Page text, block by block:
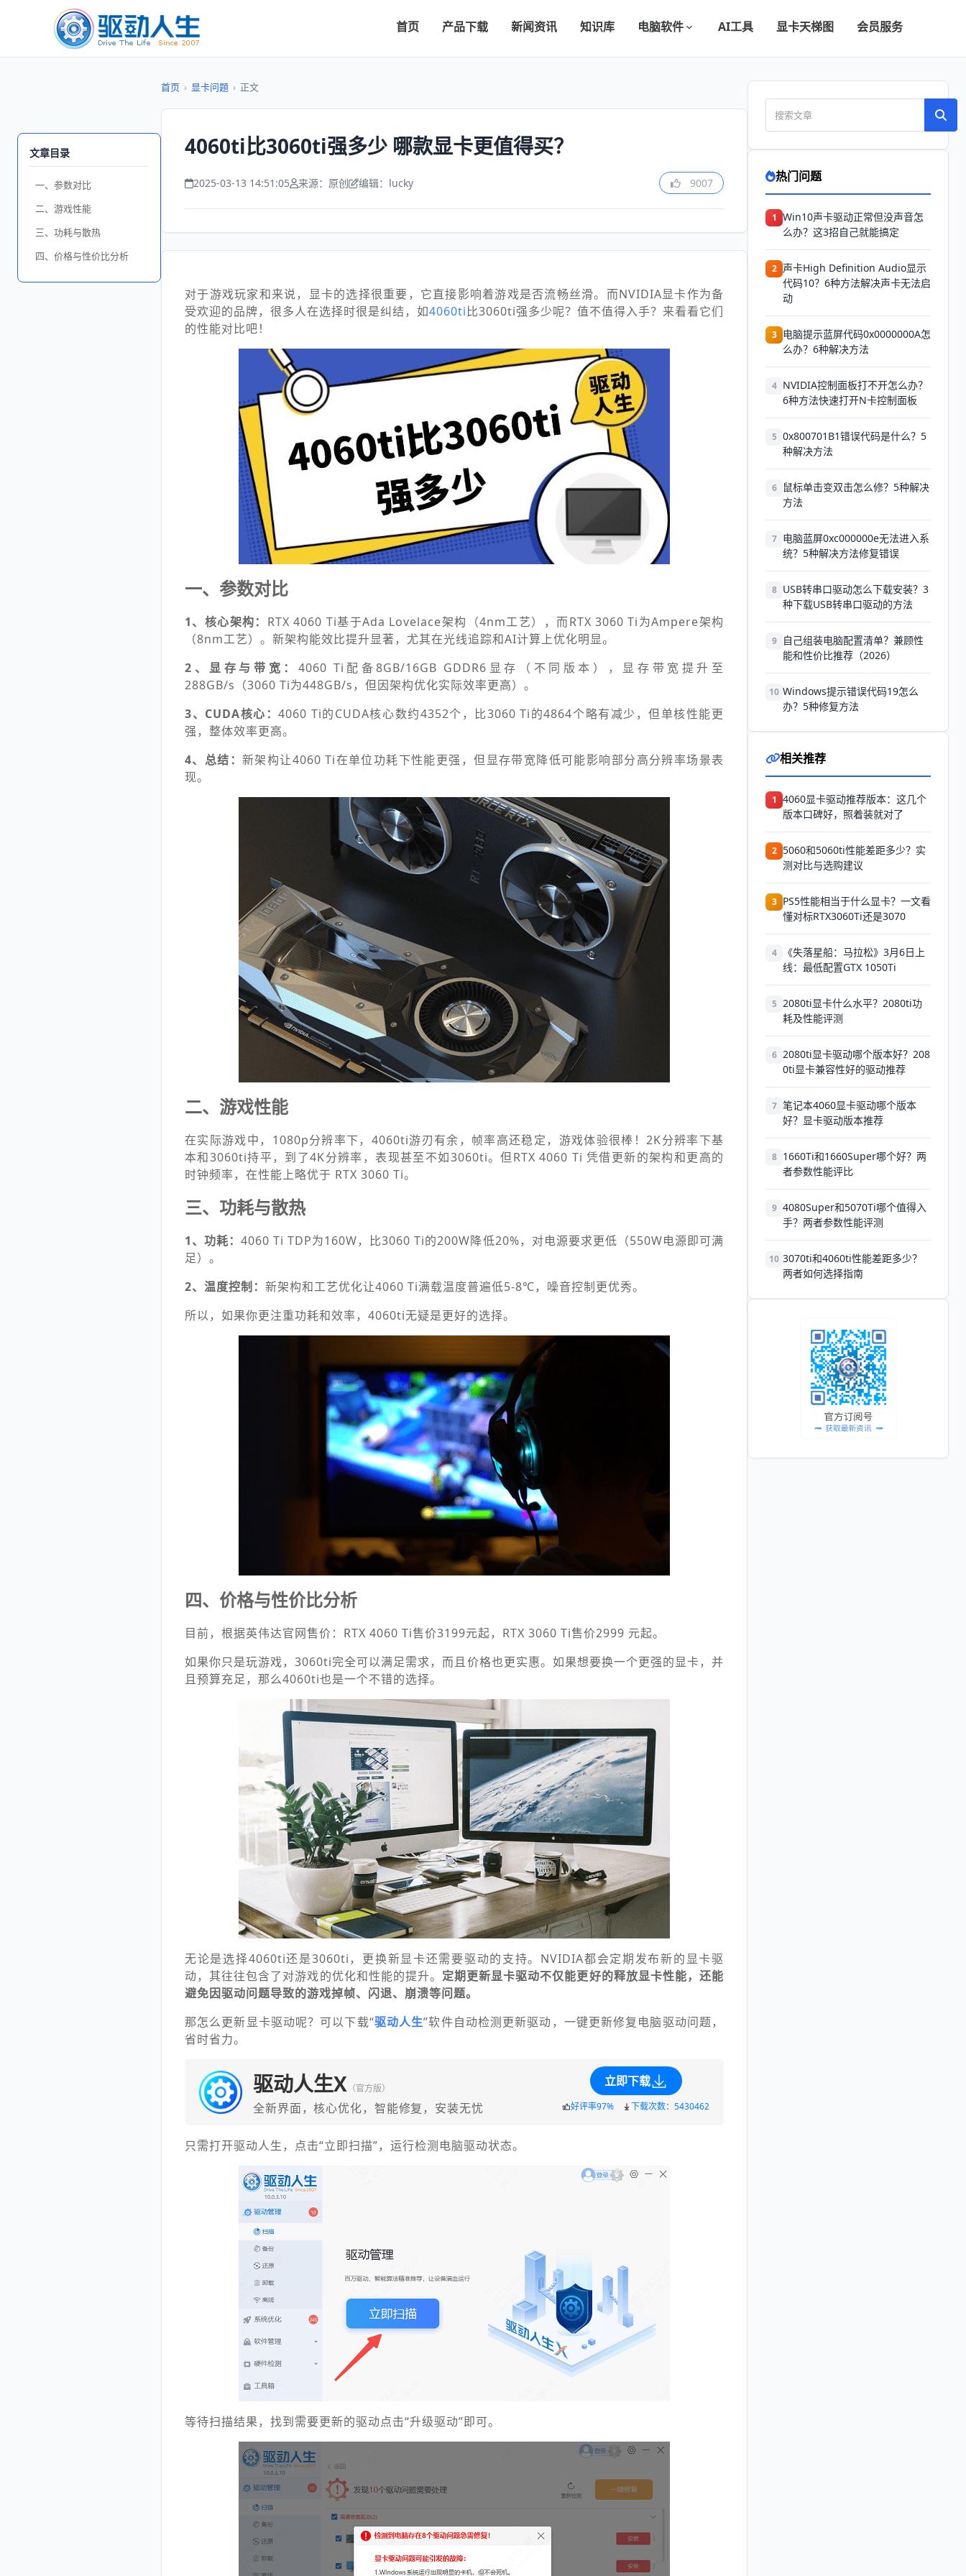
首页 产品下载 新闻资讯 知识库 电脑软件 AI工具 显卡天梯图 会员服务
文章目录
一、参数对比
二、游戏性能
三、功耗与散热
四、价格与性价比分析
首页 › 显卡问题 › 正文
4060ti比3060ti强多少 哪款显卡更值得买？
2025-03-13 14:51:05 来源：原创 编辑：lucky 9007
对于游戏玩家和来说，显卡的选择很重要，它直接影响着游戏是否流畅丝滑。而NVIDIA显卡作为备
受欢迎的品牌，很多人在选择时很是纠结，如4060ti比3060ti强多少呢？值不值得入手？来看看它们
的性能对比吧！
一、参数对比
1、核心架构： RTX 4060 Ti基于Ada Lovelace架构（4nm工艺），而RTX 3060 Ti为Ampere架构
（8nm工艺）。新架构能效比提升显著，尤其在光线追踪和AI计算上优化明显。
2、显存与带宽： 4060 Ti配备8GB/16GB GDDR6显存（不同版本），显存带宽提升至
288GB/s（3060 Ti为448GB/s，但因架构优化实际效率更高）。
3、CUDA核心：4060 Ti的CUDA核心数约4352个，比3060 Ti的4864个略有减少，但单核性能更
强，整体效率更高。
4、总结：新架构让4060 Ti在单位功耗下性能更强，但显存带宽降低可能影响部分高分辨率场景表
现。
二、游戏性能
在实际游戏中，1080p分辨率下，4060ti游刃有余，帧率高还稳定，游戏体验很棒！2K分辨率下基
本和3060ti持平，到了4K分辨率，表现甚至不如3060ti。但RTX 4060 Ti 凭借更新的架构和更高的
时钟频率，在性能上略优于 RTX 3060 Ti。
三、功耗与散热
1、功耗：4060 Ti TDP为160W，比3060 Ti的200W降低20%，对电源要求更低（550W电源即可满
足）。
2、温度控制： 新架构和工艺优化让4060 Ti满载温度普遍低5-8℃，噪音控制更优秀。
所以，如果你更注重功耗和效率，4060ti无疑是更好的选择。
四、价格与性价比分析
目前，根据英伟达官网售价：RTX 4060 Ti售价3199元起，RTX 3060 Ti售价2999 元起。
如果你只是玩游戏，3060ti完全可以满足需求，而且价格也更实惠。如果想要换一个更强的显卡，并
且预算充足，那么4060ti也是一个不错的选择。
无论是选择4060ti还是3060ti，更换新显卡还需要驱动的支持。NVIDIA都会定期发布新的显卡驱
动，其往往包含了对游戏的优化和性能的提升。 定期更新显卡驱动不仅能更好的释放显卡性能，还能
避免因驱动问题导致的游戏掉帧、闪退、崩溃等问题。
那怎么更新显卡驱动呢？可以下载“驱动人生”软件自动检测更新驱动，一键更新修复电脑驱动问题，
省时省力。
驱动人生X （官方版）
全新界面，核心优化，智能修复，安装无忧
立即下载
好评率97% 下载次数：5430462
只需打开驱动人生，点击“立即扫描”，运行检测电脑驱动状态。
等待扫描结果，找到需要更新的驱动点击“升级驱动”即可。
热门问题
1 Win10声卡驱动正常但没声音怎
么办？这3招自己就能搞定
2 声卡High Definition Audio显示
代码10？6种方法解决声卡无法启
动
3 电脑提示蓝屏代码0x0000000A怎
么办？6种解决方法
4 NVIDIA控制面板打不开怎么办？
6种方法快速打开N卡控制面板
5 0x800701B1错误代码是什么？5
种解决方法
6
鼠标单击变双击怎么修？5种解决
方法
7 电脑蓝屏0xc000000e无法进入系
统？5种解决方法修复错误
8 USB转串口驱动怎么下载安装？3
种下载USB转串口驱动的方法
9
自己组装电脑配置清单？兼顾性
能和性价比推荐（2026）
10 Windows提示错误代码19怎么
办？5种修复方法
相关推荐
1 4060显卡驱动推荐版本：这几个
版本口碑好，照着装就对了
2 5060和5060ti性能差距多少？实
测对比与选购建议
3 PS5性能相当于什么显卡？一文看
懂对标RTX3060Ti还是3070
4
《失落星船：马拉松》3月6日上
线：最低配置GTX 1050Ti
5 2080ti显卡什么水平？2080ti功
耗及性能评测
6 2080ti显卡驱动哪个版本好？208
0ti显卡兼容性好的驱动推荐
7 笔记本4060显卡驱动哪个版本
好？显卡驱动版本推荐
8 1660Ti和1660Super哪个好？两
者参数性能评比
9 4080Super和5070Ti哪个值得入
手？两者参数性能评测
10 3070ti和4060ti性能差距多少？
两者如何选择指南